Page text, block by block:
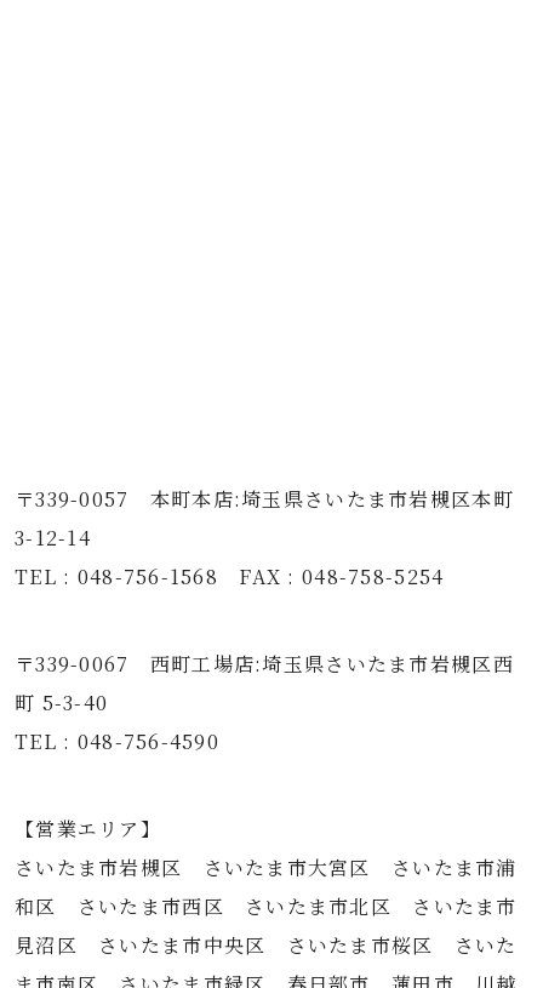
〒339-0057 本町本店:埼玉県さいたま市岩槻区本町
3-12-14
TEL : 048-756-1568 FAX : 048-758-5254
〒339-0067 西町工場店:埼玉県さいたま市岩槻区西
町 5-3-40
TEL : 048-756-4590
【営業エリア】
さいたま市岩槻区 さいたま市大宮区 さいたま市浦
和区 さいたま市西区 さいたま市北区 さいたま市
見沼区 さいたま市中央区 さいたま市桜区 さいた